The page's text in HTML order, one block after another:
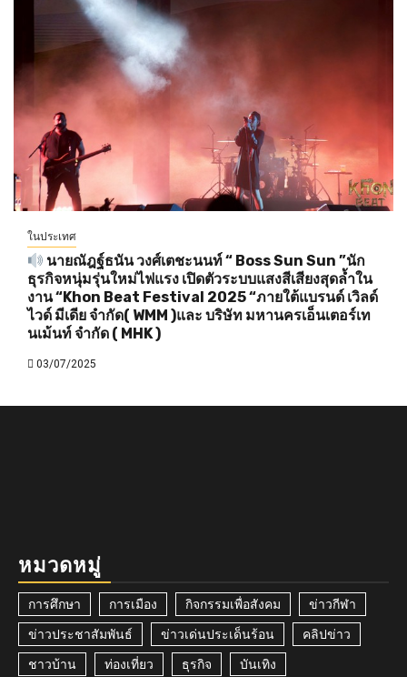
ในประเทศ
นายณัฎฐ์ธนัน วงศ์เตชะนนท์ “ Boss Sun Sun ”นัก
ธุรกิจหนุ่มรุ่นใหม่ไฟแรง เปิดตัวระบบแสงสีเสียงสุดล้ำใน
งาน “Khon Beat Festival 2025 “ภายใต้แบรนด์ เวิลด์
ไวด์ มีเดีย จำกัด( WMM )และ บริษัท มหานครเอ็นเตอร์เท
นเม้นท์ จำกัด ( MHK )
03/07/2025
ชาวบ้าน
ประเพณีและวัฒนธรรม ยาเสพติด ร้องเรียน
วิทยาศาสตร์ เทคโนโลยี และนวัตกรรม สาธารณสุข
หน่วยงานภาครัฐ อัคคีภัย อาชญากรรม อุบัติเหตุ